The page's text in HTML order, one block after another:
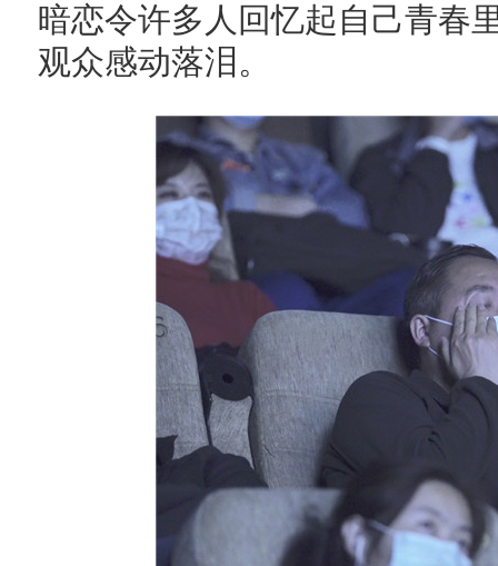
暗恋令许多人回忆起自己青春
观众感动落泪。